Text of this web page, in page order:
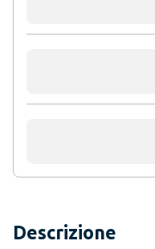
Descrizione